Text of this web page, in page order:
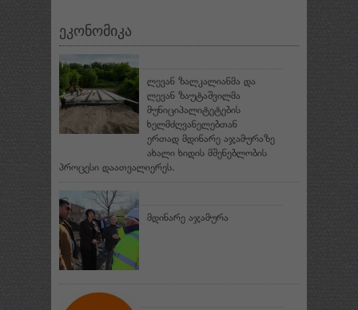
ეკონომიკა
ლევან ზალკალიანმა და
ლევან ზაუტაშვილმა
მუნიციპალიტეტების
ხელმძღვანელებთან
ერთად მდინარე აჯამურაზე
ახალი ხიდის მშენებლობის
პროცესი დაათვალიერეს.
მდინარე აჯამურა